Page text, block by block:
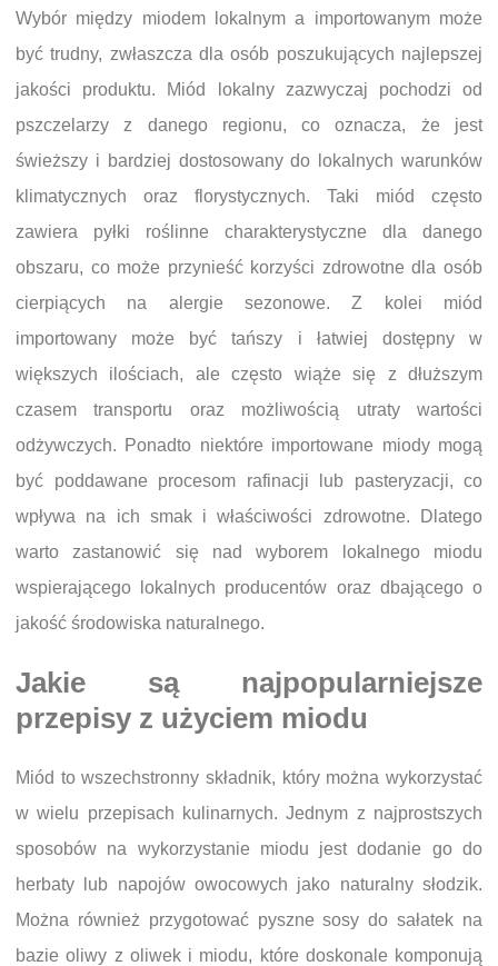
Wybór między miodem lokalnym a importowanym może
być trudny, zwłaszcza dla osób poszukujących najlepszej
jakości produktu. Miód lokalny zazwyczaj pochodzi od
pszczelarzy z danego regionu, co oznacza, że jest
świeższy i bardziej dostosowany do lokalnych warunków
klimatycznych oraz florystycznych. Taki miód często
zawiera pyłki roślinne charakterystyczne dla danego
obszaru, co może przynieść korzyści zdrowotne dla osób
cierpiących na alergie sezonowe. Z kolei miód
importowany może być tańszy i łatwiej dostępny w
większych ilościach, ale często wiąże się z dłuższym
czasem transportu oraz możliwością utraty wartości
odżywczych. Ponadto niektóre importowane miody mogą
być poddawane procesom rafinacji lub pasteryzacji, co
wpływa na ich smak i właściwości zdrowotne. Dlatego
warto zastanowić się nad wyborem lokalnego miodu
wspierającego lokalnych producentów oraz dbającego o
jakość środowiska naturalnego.
Jakie są najpopularniejsze
przepisy z użyciem miodu
Miód to wszechstronny składnik, który można wykorzystać
w wielu przepisach kulinarnych. Jednym z najprostszych
sposobów na wykorzystanie miodu jest dodanie go do
herbaty lub napojów owocowych jako naturalny słodzik.
Można również przygotować pyszne sosy do sałatek na
bazie oliwy z oliwek i miodu, które doskonale komponują